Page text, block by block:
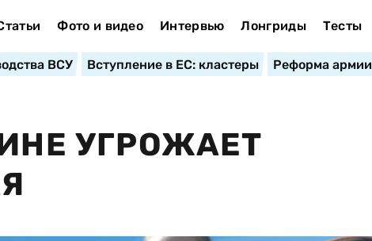
Фото и видео Интервью Лонгриды Тесты
ВСУ Вступление в ЕС: кластеры Реформа армии
УГРОЖАЕТ